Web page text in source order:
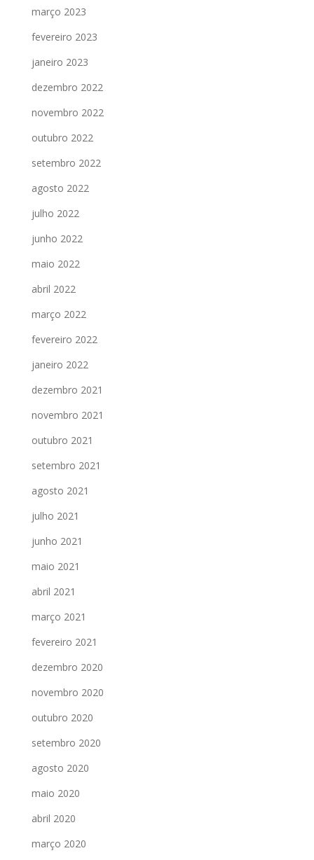
março 2023
fevereiro 2023
janeiro 2023
dezembro 2022
novembro 2022
outubro 2022
setembro 2022
agosto 2022
julho 2022
junho 2022
maio 2022
abril 2022
março 2022
fevereiro 2022
janeiro 2022
dezembro 2021
novembro 2021
outubro 2021
setembro 2021
agosto 2021
julho 2021
junho 2021
maio 2021
abril 2021
março 2021
fevereiro 2021
dezembro 2020
novembro 2020
outubro 2020
setembro 2020
agosto 2020
maio 2020
abril 2020
março 2020